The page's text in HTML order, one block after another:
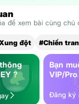
để xem bài cùng chủ
đột #Chiến
?
Bạn
VIP/
Đăng ký